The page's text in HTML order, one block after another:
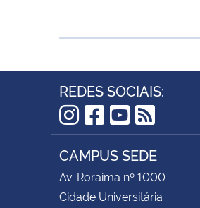
REDES SOCIAIS:
Instagram
Facebook
YouTube
RSS
CAMPUS SEDE
Av. Roraima nº 1000
Cidade Universitária